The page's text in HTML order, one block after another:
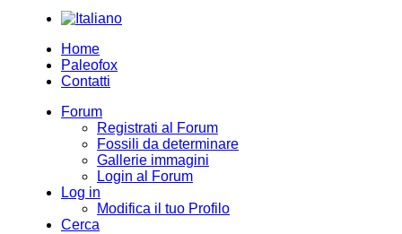
Home
Paleofox
Contatti
Forum
Registrati al Forum
Fossili da determinare
Gallerie immagini
Login al Forum
Log in
Modifica il tuo Profilo
Cerca